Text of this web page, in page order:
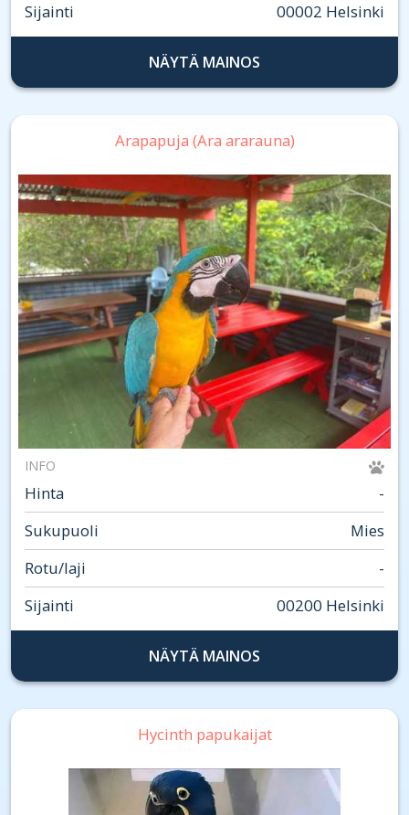
Sijainti
00002 Helsinki
NÄYTÄ MAINOS
Arapapuja (Ara ararauna)
INFO
Hinta
-
Sukupuoli
Mies
Rotu/laji
-
Sijainti
00200 Helsinki
NÄYTÄ MAINOS
Hycinth papukaijat